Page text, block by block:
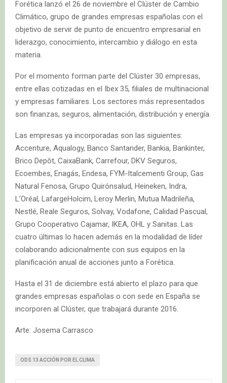
Forética lanzó el 26 de noviembre el Clúster de Cambio
Climático, grupo de grandes empresas españolas con el
objetivo de servir de punto de encuentro empresarial en
liderazgo, conocimiento, intercambio y diálogo en esta
materia.
Por el momento forman parte del Clúster 30 empresas,
entre ellas cotizadas en el Ibex 35, filiales de multinacional
y empresas familiares. Los sectores más representados
son finanzas, seguros, alimentación, distribución y energía.
Las empresas ya incorporadas son las siguientes:
Accenture, Aqualogy, Banco Santander, Bankia, Bankinter,
Brico Depôt, CaixaBank, Carrefour, DKV Seguros,
Ecoembes, Enagás, Endesa, FYM-Italcementi Group, Gas
Natural Fenosa, Grupo Quirónsalud, Heineken, Indra,
L’Oréal, LafargeHolcim, Leroy Merlin, Mutua Madrileña,
Nestlé, Reale Seguros, Solvay, Vodafone, Calidad Pascual,
Grupo Cooperativo Cajamar, IKEA, OHL y Sanitas. Las
cuatro últimas lo hacen además en la modalidad de líder
colaborando adicionalmente con sus equipos en la
planificación anual de acciones junto a Forética.
Hasta el 31 de diciembre está abierto el plazo para que
grandes empresas españolas o con sede en España se
incorporen al Clúster, que trabajará durante 2016.
Arte: Josema Carrasco
ODS 13 ACCIÓN POR EL CLIMA